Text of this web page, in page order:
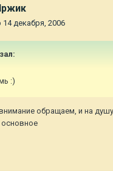
14 декабря, 2006
:)
обращаем, и на
основное